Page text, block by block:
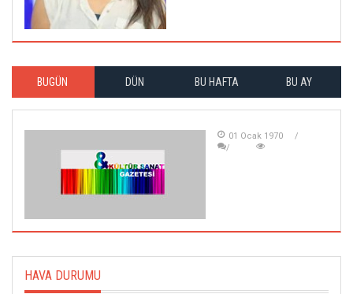
BUGÜN DÜN BU HAFTA BU AY
01 Ocak 1970
HAVA DURUMU